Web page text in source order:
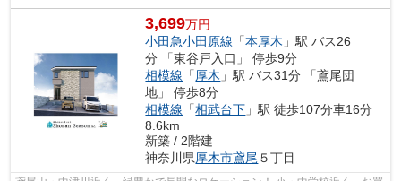
3,699万円
小田急小田原線 「本厚木 」駅 バス26
分 「東谷戸入口」 停歩9分
相模線 「厚木 」駅 バス31分 「鳶尾団
地」 停歩8分
相模線 「相武台下 」駅 徒歩107分車16分
8.6km
新築 / 2階建
神奈川県厚木市鳶尾 ５丁目